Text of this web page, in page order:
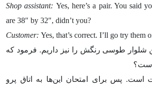
Shop assistant: Yes, here’s a pair. You said
are 38″ by 32″, didn’t you?
Customer: Yes, that’s correct. I’ll go try them
شلوار طوسی رنگش را نیز داریم. فرمود که
است. پس برای امتحان این‌ها به اتاق پرو